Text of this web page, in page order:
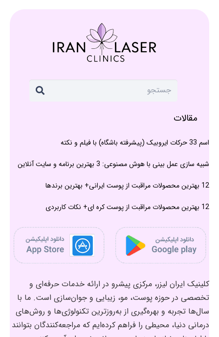
مقالات
اسم 33 حرکات ایروبیک (پیشرفته باشگاه) با فیلم و نکته
شبیه سازی عمل بینی با هوش مصنوعی: 3 بهترین برنامه و سایت آنلاین
12 بهترین محصولات مراقبت از پوست ایرانی+ بهترین برندها
12 بهترین محصولات مراقبت از پوست کره ای+ نکات کاربردی
کلینیک ایران لیزر، مرکزی پیشرو در ارائه خدمات حرفه‌ای و
تخصصی در حوزه پوست، مو، زیبایی و جوان‌سازی است. ما با
سال‌ها تجربه و بهره‌گیری از به‌روزترین تکنولوژی‌ها و روش‌های
درمانی دنیا، محیطی را فراهم کرده‌ایم که مراجعه‌کنندگان بتوانند